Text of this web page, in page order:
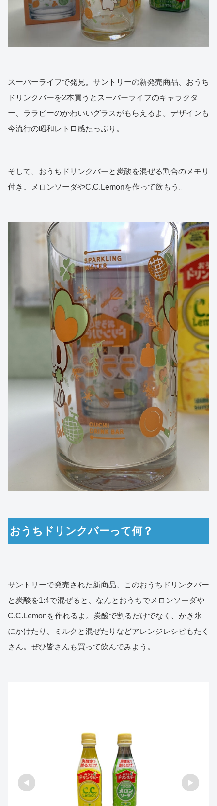
スーパーライフで発見。サントリーの新発売商品、おうち
ドリンクバーを2本買うとスーパーライフのキャラクタ
ー、ララピーのかわいいグラスがもらえるよ。デザインも
今流行の昭和レトロ感たっぷり。
そして、おうちドリンクバーと炭酸を混ぜる割合のメモリ
付き。メロンソーダやC.C.Lemonを作って飲もう。
おうちドリンクバーって何？
サントリーで発売された新商品、このおうちドリンクバー
と炭酸を1:4で混ぜると、なんとおうちでメロンソーダや
C.C.Lemonを作れるよ。炭酸で割るだけでなく、かき氷
にかけたり、ミルクと混ぜたりなどアレンジレシピもたく
さん。ぜひ皆さんも買って飲んでみよう。